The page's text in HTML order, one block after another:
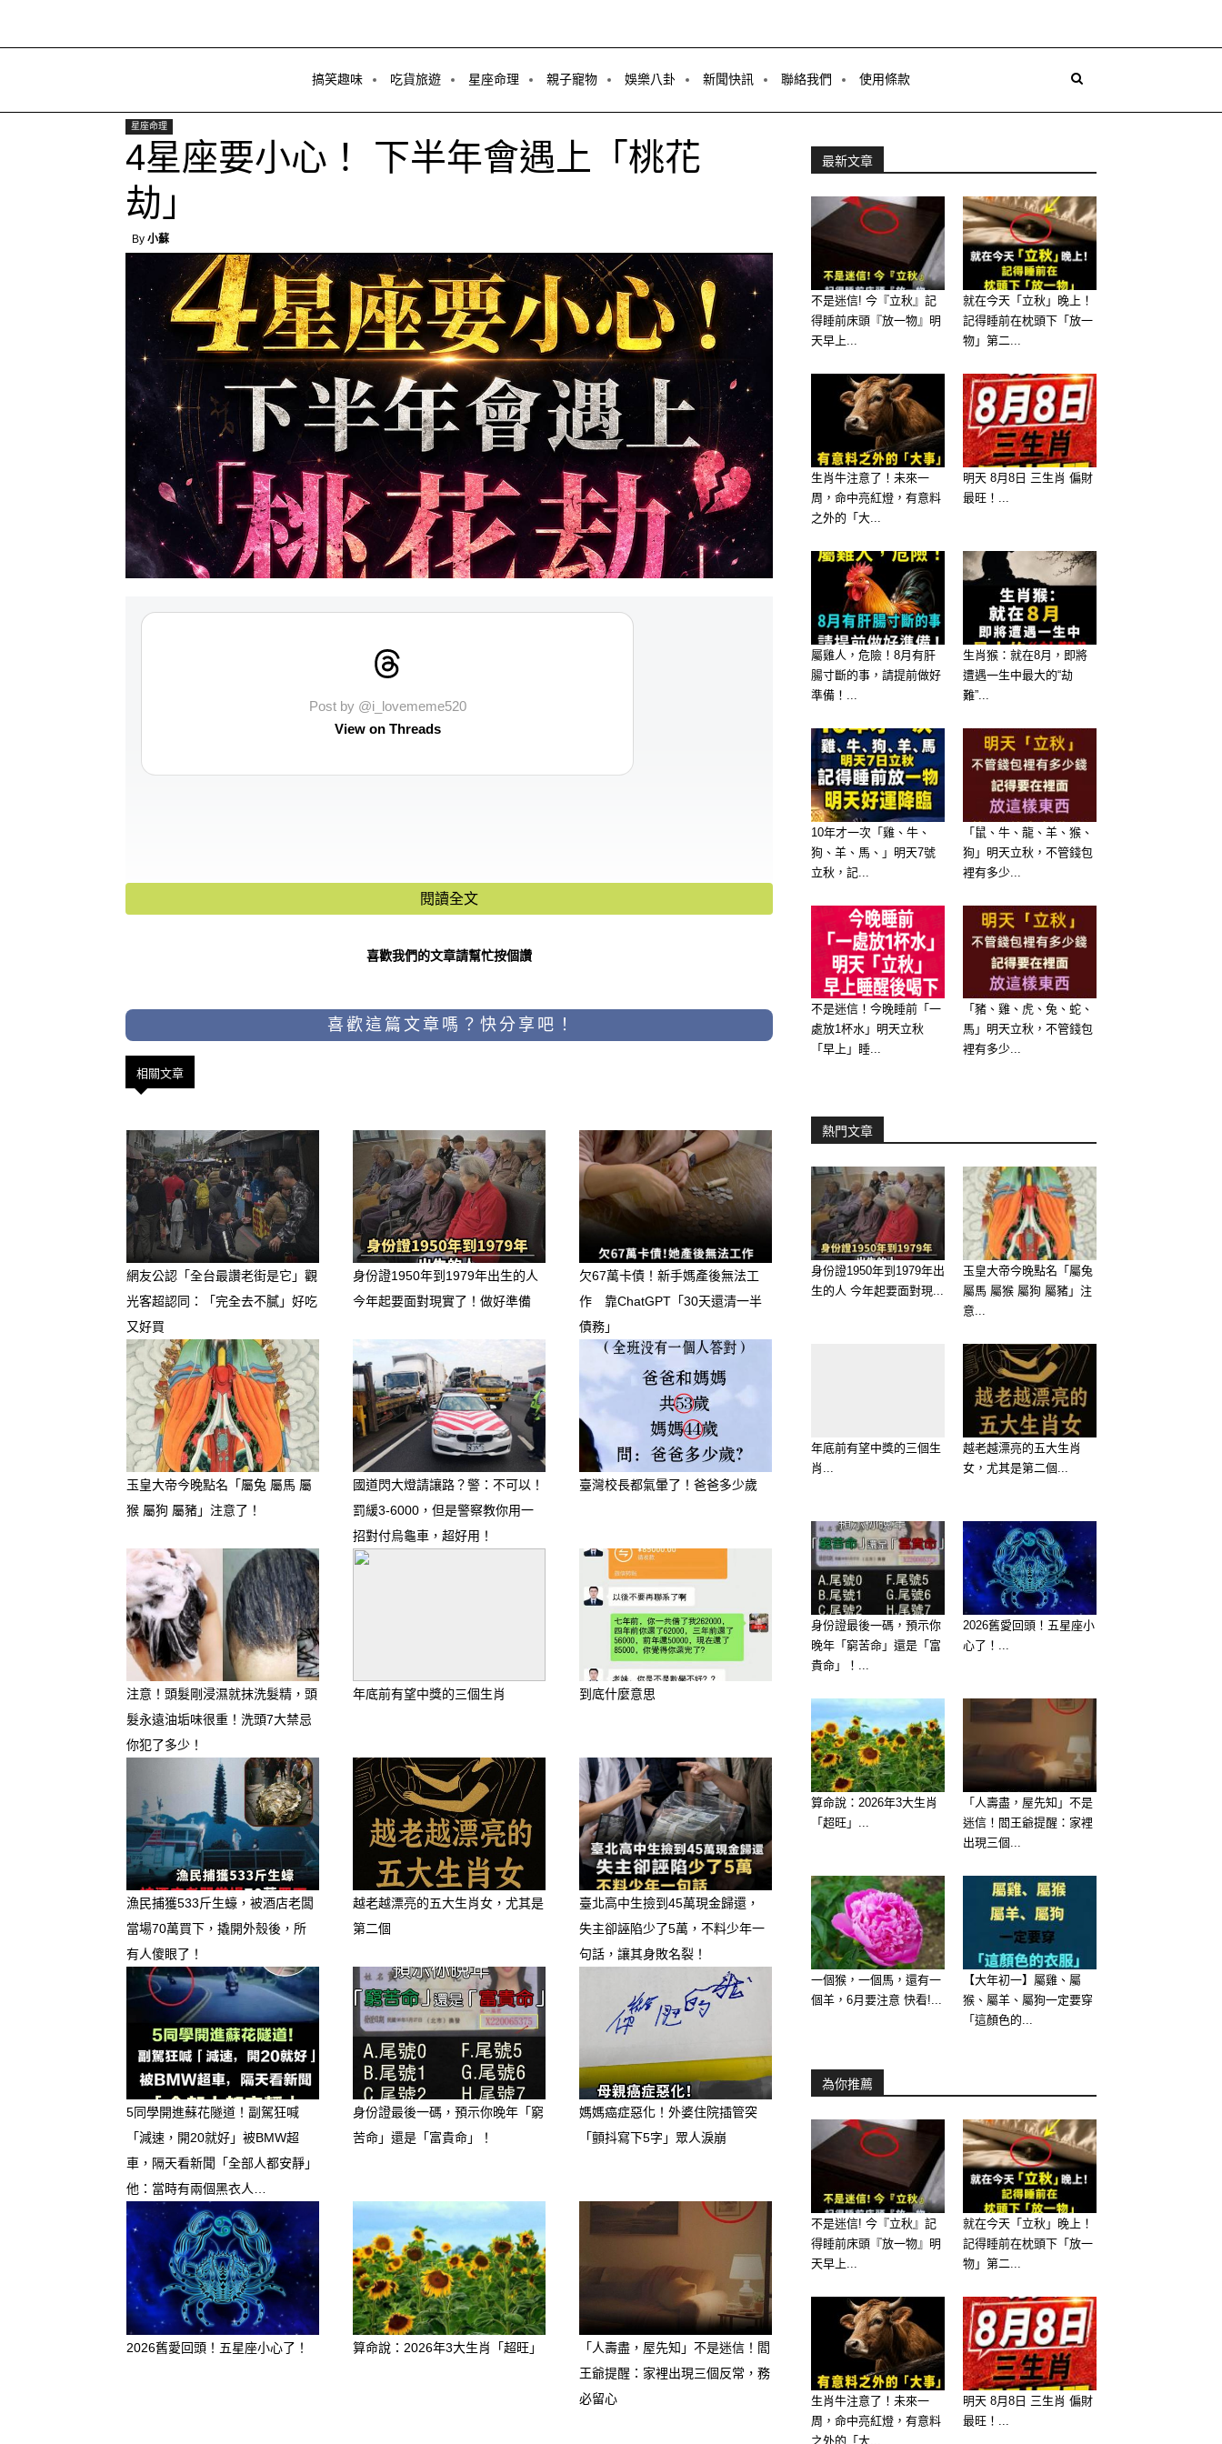
搞笑趣味 吃貨旅遊 星座命理 親子寵物 娛樂八卦 新聞快訊 聯絡我們 使用條款
星座命理
4星座要小心！ 下半年會遇上「桃花
劫」
By 小蘇
Post by @i_lovememe520
View on Threads
🚨 桃花劫星座一：雙魚座 —— 戀愛濾鏡太厚，提防「多角戀與劣質前
任」的泥潭
危險指數：🔥🔥🔥🔥🔥（情劫重災區）
桃花劫真相： 海王星在下半年的移位與逆行，會讓雙魚座的感性大腦
完全失控。你們在下半年會遇到極具宿命感、說話極甜的對象，但恐
怖的是，這些人大多「動機不純」。
大師清醒指南： 下半年你們非常容易捲入見不得光的地下情、或者是
莫名其妙「被小三」。更要提防那些在深夜突然高調回頭、裝可憐求
復合的「劣跡斑斑的前任」。雙魚座最大的死穴就是心軟，下半年請
務必開啟「冷血模式」，遇到對方的甜言蜜語，請先看他的實際行
動！只要發現對方有任何一絲隱瞞，請立刻拉黑刪除，否則一旦陷進
去，會傷筋動骨、人財兩失！
🚨 桃花劫星座二：天秤座 —— 內心空虛寂寞，提防「假富豪與海王」
的金錢騙局
危險指數：🔥🔥🔥🔥🔥（防範人財兩失）
桃花劫真相： 下半年土星正面衝擊你們的「伴侶宮」，有伴侶的天秤
面臨分合考驗，而單身的天秤則會因為極度渴望陪伴，導致防禦力降
為零。這時候，幽默風趣、看起來條件極佳的「頂級海王」就會趁虛
而入。
大師清醒指南： 下半年出現在你身邊的桃花，很多都帶著「目的
性」。他們可能表面上對你無微不至，私底下卻是廣撒網的捕魚達
人；甚至會假借投資、周轉的名義向你借錢。天秤座請切記：下半年
談戀愛可以，但只要對方一提到「錢、投資、借貸」，請立刻清醒！
浪漫不能當飯吃，守緊你的荷包，才是下半年最安全的防線。
閱讀全文
喜歡我們的文章請幫忙按個讚
喜歡這篇文章嗎？快分享吧！
相關文章
網友公認「全台最讚老街是它」觀
光客超認同：「完全去不膩」好吃
又好買
身份證1950年到1979年出生的人
今年起要面對現實了！做好準備
欠67萬卡債！新手媽產後無法工
作 靠ChatGPT「30天還清一半
債務」
玉皇大帝今晚點名「屬兔 屬馬 屬
猴 屬狗 屬豬」注意了！
國道閃大燈請讓路？警：不可以！
罰緩3-6000，但是警察教你用一
招對付烏龜車，超好用！
臺灣校長都氣暈了！爸爸多少歲
注意！頭髮剛浸濕就抹洗髮精，頭
髮永遠油垢味很重！洗頭7大禁忌
你犯了多少！
年底前有望中獎的三個生肖 到底什麼意思
漁民捕獲533斤生蠔，被酒店老闆
當場70萬買下，撬開外殼後，所
有人傻眼了！
越老越漂亮的五大生肖女，尤其是
第二個
臺北高中生撿到45萬現金歸還，
失主卻誣陷少了5萬，不料少年一
句話，讓其身敗名裂！
5同學開進蘇花隧道！副駕狂喊
「減速，開20就好」被BMW超
車，隔天看新聞「全部人都安靜」
他：當時有兩個黑衣人…
身份證最後一碼，預示你晚年「窮
苦命」還是「富貴命」！
媽媽癌症惡化！外婆住院插管突
「顫抖寫下5字」眾人淚崩
2026舊愛回頭！五星座小心了！ 算命說：2026年3大生肖「超旺」
「人壽盡，屋先知」不是迷信！閻
王爺提醒：家裡出現三個反常，務
必留心
最新文章
不是迷信! 今『立秋』記
得睡前床頭『放一物』明
天早上...
就在今天「立秋」晚上！
記得睡前在枕頭下「放一
物」第二...
生肖牛注意了！未來一
周，命中亮紅燈，有意料
之外的「大...
明天 8月8日 三生肖 偏財
最旺！...
屬雞人，危險！8月有肝
腸寸斷的事，請提前做好
準備！...
生肖猴：就在8月，即將
遭遇一生中最大的“劫
難”...
10年才一次「雞、牛、
狗、羊、馬、」明天7號
立秋，記...
「鼠、牛、龍、羊、猴、
狗」明天立秋，不管錢包
裡有多少...
不是迷信！今晚睡前「一
處放1杯水」明天立秋
「早上」睡...
「豬、雞、虎、兔、蛇、
馬」明天立秋，不管錢包
裡有多少...
熱門文章
身份證1950年到1979年出
生的人 今年起要面對現...
玉皇大帝今晚點名「屬兔
屬馬 屬猴 屬狗 屬豬」注
意...
年底前有望中獎的三個生
肖...
越老越漂亮的五大生肖
女，尤其是第二個...
身份證最後一碼，預示你
晚年「窮苦命」還是「富
貴命」！...
2026舊愛回頭！五星座小
心了！...
算命說：2026年3大生肖
「超旺」...
「人壽盡，屋先知」不是
迷信！閻王爺提醒：家裡
出現三個...
一個猴，一個馬，還有一
個羊，6月要注意 快看!...
【大年初一】屬雞、屬
猴、屬羊、屬狗一定要穿
「這顏色的...
為你推薦
不是迷信! 今『立秋』記
得睡前床頭『放一物』明
天早上...
就在今天「立秋」晚上！
記得睡前在枕頭下「放一
物」第二...
生肖牛注意了！未來一
周，命中亮紅燈，有意料
之外的「大...
明天 8月8日 三生肖 偏財
最旺！...